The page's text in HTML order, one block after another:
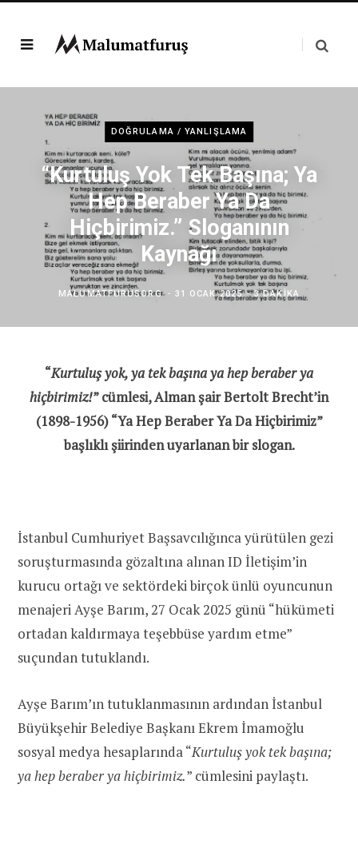
DOĞRULAMA / YANLIŞLAMA
“Kurtuluş Yok Tek Başına; Ya
Hep Beraber Ya Da
Hiçbirimiz.” Sloganının
Kaynağı
MALUMATFURUSORG 31 OCAK 2025 3 DAKIKA
“Kurtuluş yok, ya tek başına ya hep beraber ya
hiçbirimiz!” cümlesi, Alman şair Bertolt Brecht’in
(1898-1956) “Ya Hep Beraber Ya Da Hiçbirimiz”
başlıklı şiirinden uyarlanan bir slogan.
İstanbul Cumhuriyet Başsavcılığınca yürütülen gezi
soruşturmasında gözaltına alınan ID İletişim’in
kurucu ortağı ve sektördeki birçok ünlü oyuncunun
menajeri Ayşe Barım, 27 Ocak 2025 günü “hükümeti
ortadan kaldırmaya teşebbüse yardım etme”
suçundan tutuklandı.
Ayşe Barım’ın tutuklanmasının ardından İstanbul
Büyükşehir Belediye Başkanı Ekrem İmamoğlu
sosyal medya hesaplarında “Kurtuluş yok tek başına;
ya hep beraber ya hiçbirimiz.” cümlesini paylaştı.